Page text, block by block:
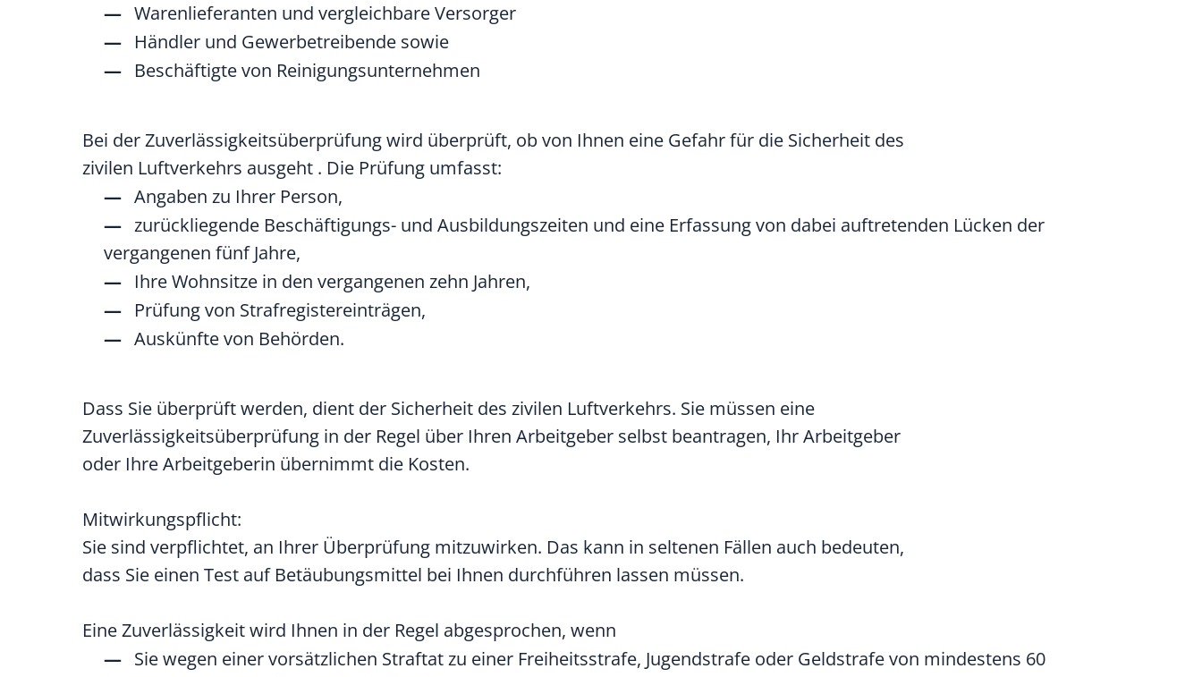
Warenlieferanten und vergleichbare Versorger
Händler und Gewerbetreibende sowie
Beschäftigte von Reinigungsunternehmen
Bei der Zuverlässigkeitsüberprüfung wird überprüft, ob von Ihnen eine Gefahrfür die Sicherheit des
zivilen Luftverkehrs ausgeht . Die Prüfung umfasst:
Angaben zu Ihrer Person,
zurückliegende Beschäftigungs- und Ausbildungszeiten und eine Erfassung von dabei auftretenden Lücken der
vergangenen fünf Jahre,
Ihre Wohnsitze in den vergangenen zehn Jahren,
Prüfung von Strafregistereinträgen,
Auskünfte von Behörden.
Dass Sie überprüft werden, dient der Sicherheit des zivilen Luftverkehrs. Sie müssen eine
Zuverlässigkeitsüberprüfung in der Regel über Ihren Arbeitgeber selbst beantragen, Ihr Arbeitgeber
oder Ihre Arbeitgeberin übernimmt die Kosten.
Mitwirkungspflicht:
Sie sind verpflichtet, an Ihrer Überprüfung mitzuwirken. Das kann in seltenen Fällen auch bedeuten,
dass Sie einen Test auf Betäubungsmittel bei Ihnen durchführen lassen müssen.
Eine Zuverlässigkeit wird Ihnen in der Regel abgesprochen, wenn
Sie wegen einer vorsätzlichen Straftat zu einer Freiheitsstrafe, Jugendstrafe oder Geldstrafe von mindestens 60